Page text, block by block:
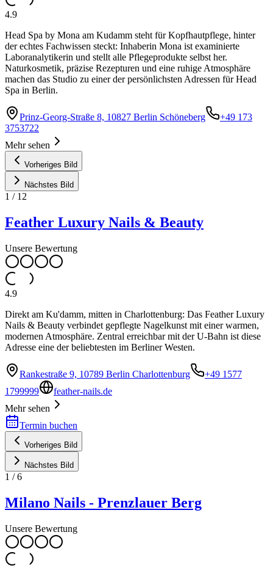
4.9
Head Spa by Mona am Kudamm steht für Kopfhautpflege, hinter
der echtes Fachwissen steckt: Inhaberin Mona ist examinierte
Laboranalytikerin und stellt alle Pflegeprodukte selbst her.
Naturkosmetik, präzise Rezepturen und eine ruhige Atmosphäre
machen das Studio zu einer der persönlichsten Adressen für Head
Spa in Berlin.
Prinz-Georg-Straße 8, 10827 Berlin Schöneberg
+49 173
3753722
Mehr sehen
Vorheriges Bild
Nächstes Bild
1 / 12
Feather Luxury Nails & Beauty
Unsere Bewertung
4.9
Direkt am Ku'damm, mitten in Charlottenburg: Das Feather Luxury
Nails & Beauty verbindet gepflegte Nagelkunst mit einer warmen,
modernen Atmosphäre. Zentral erreichbar mit der U-Bahn ist diese
Adresse eine der beliebtesten im Berliner Westen.
Rankestraße 9, 10789 Berlin Charlottenburg
+49 1577
1799999
feather-nails.de
Mehr sehen
Termin buchen
Vorheriges Bild
Nächstes Bild
1 /6
Milano Nails - Prenzlauer Berg
Unsere Bewertung